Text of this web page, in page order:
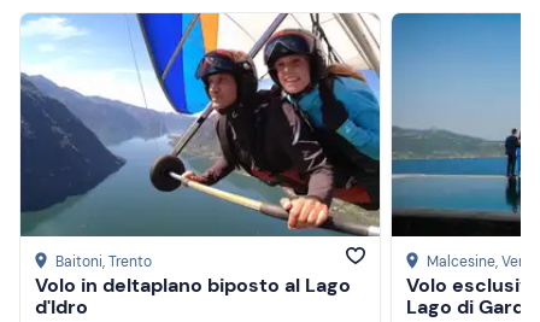
Baitoni, Trento
Volo in deltaplano biposto al Lago
d'Idro
Malcesine,
Volo
Lago di Garda